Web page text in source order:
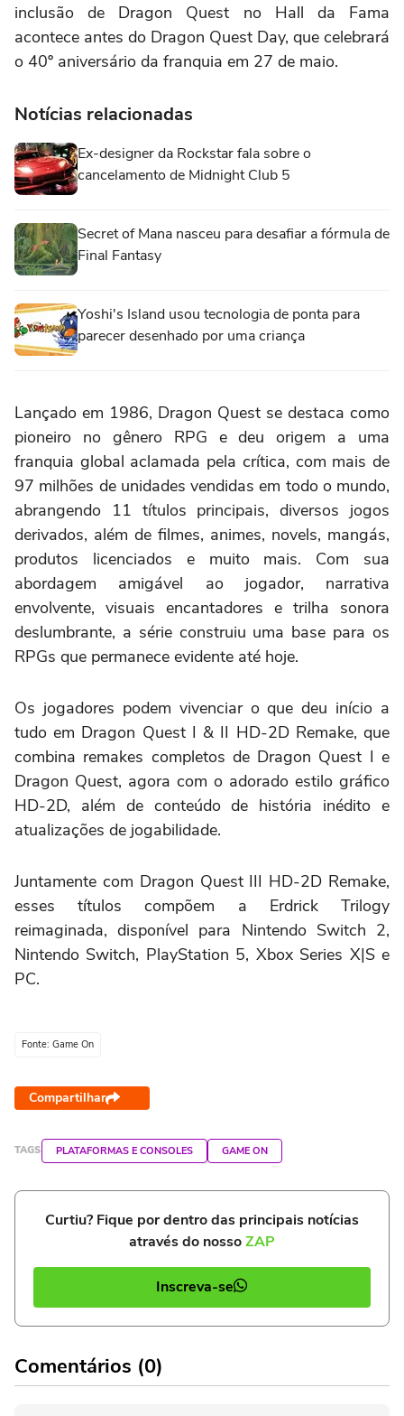
inclusão de Dragon Quest no Hall da Fama
acontece antes do Dragon Quest Day, que celebrará
o 40º aniversário da franquia em 27 de maio.
Notícias relacionadas
Ex-designer da Rockstar fala sobre o
cancelamento de Midnight Club 5
Secret of Mana nasceu para desafiar a fórmula de
Final Fantasy
Yoshi's Island usou tecnologia de ponta para
parecer desenhado por uma criança
Lançado em 1986, Dragon Quest se destaca como
pioneiro no gênero RPG e deu origem a uma
franquia global aclamada pela crítica, com mais de
97 milhões de unidades vendidas em todo o mundo,
abrangendo 11 títulos principais, diversos jogos
derivados, além de filmes, animes, novels, mangás,
produtos licenciados e muito mais. Com sua
abordagem amigável ao jogador, narrativa
envolvente, visuais encantadores e trilha sonora
deslumbrante, a série construiu uma base para os
RPGs que permanece evidente até hoje.
Os jogadores podem vivenciar o que deu início a
tudo em Dragon Quest I & II HD-2D Remake, que
combina remakes completos de Dragon Quest I e
Dragon Quest, agora com o adorado estilo gráfico
HD-2D, além de conteúdo de história inédito e
atualizações de jogabilidade.
Juntamente com Dragon Quest III HD-2D Remake,
esses títulos compõem a Erdrick Trilogy
reimaginada, disponível para Nintendo Switch 2,
Nintendo Switch, PlayStation 5, Xbox Series X|S e
PC.
Fonte: Game On
Compartilhar
TAGS PLATAFORMAS E CONSOLES GAME ON
Curtiu? Fique por dentro das principais notícias
através do nossoZAP
Inscreva-se
Comentários (0)